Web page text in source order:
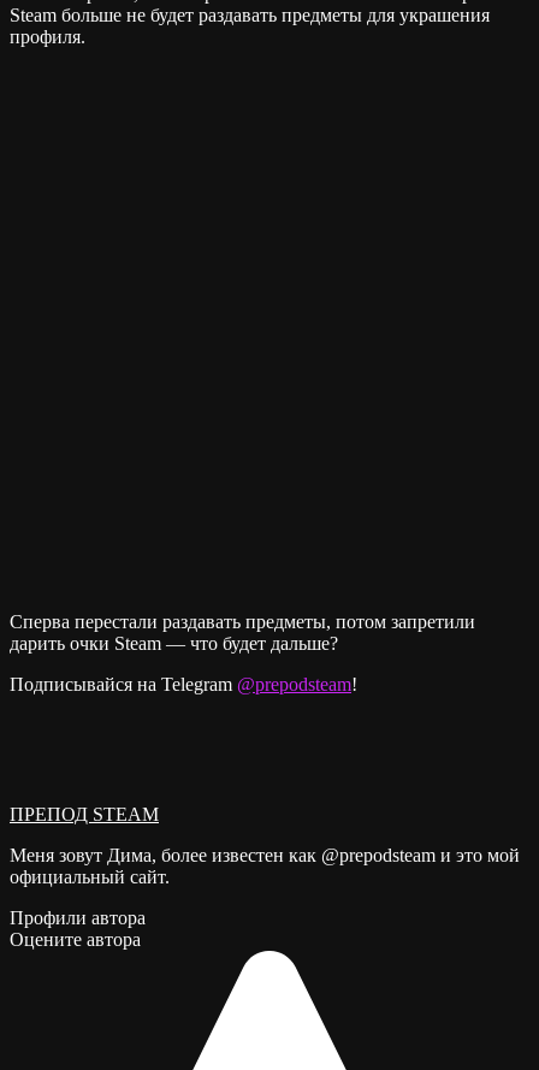
Steam больше не будет раздавать предметы для украшения
профиля.
Сперва перестали раздавать предметы, потом запретили
дарить очки Steam — что будет дальше?
Подписывайся на Telegram @prepodsteam!
ПРЕПОД STEAM
Меня зовут Дима, более известен как @prepodsteam и это мой
официальный сайт.
Профили автора
Оцените автора